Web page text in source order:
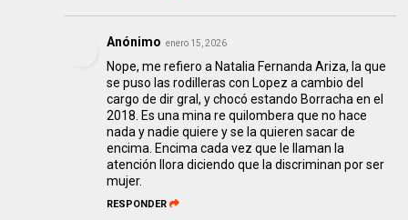
Anónimo enero 15, 2026
Nope, me refiero a Natalia Fernanda Ariza, la que
se puso las rodilleras con Lopez a cambio del
cargo de dir gral, y chocó estando Borracha en el
2018. Es una mina re quilombera que no hace
nada y nadie quiere y se la quieren sacar de
encima. Encima cada vez que le llaman la
atención llora diciendo que la discriminan por ser
mujer.
RESPONDER